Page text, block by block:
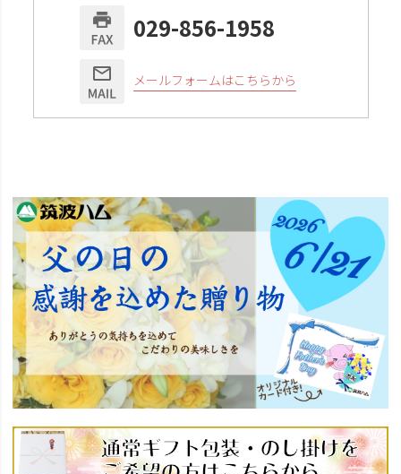
029-856-1958
メールフォームはこちらから